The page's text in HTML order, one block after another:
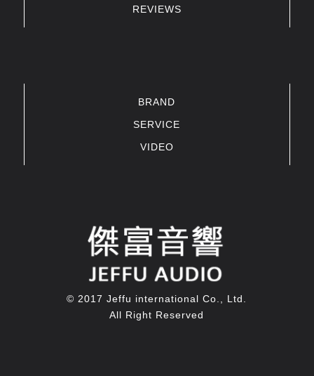
REVIEWS
BRAND
SERVICE
VIDEO
© 2017 Jeffu international Co., Ltd.
All Right Reserved